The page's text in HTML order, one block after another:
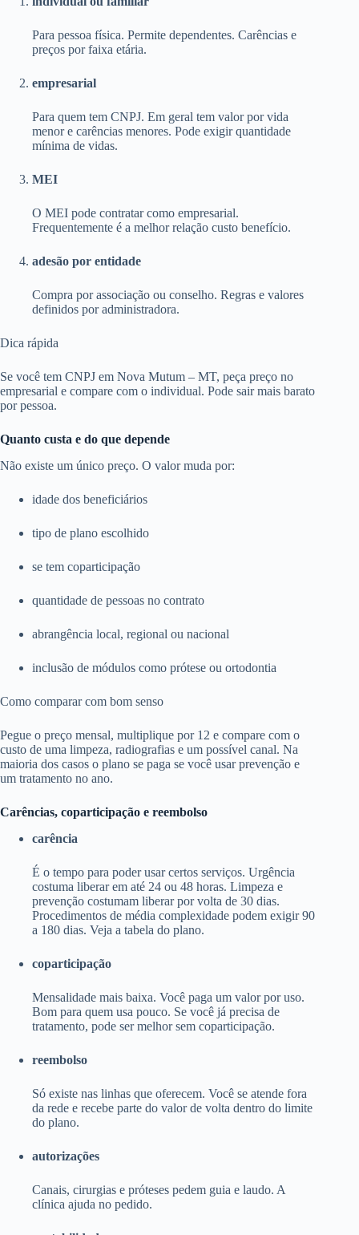
Para pessoa física. Permite dependentes. Carências e
preços por faixa etária.
empresarial
Para quem tem CNPJ. Em geral tem valor por vida
menor e carências menores. Pode exigir quantidade
mínima de vidas.
MEI
O MEI pode contratar como empresarial.
Frequentemente é a melhor relação custo benefício.
adesão por entidade
Compra por associação ou conselho. Regras e valores
definidos por administradora.
Dica rápida
Se você tem CNPJ em Nova Mutum – MT, peça preço no
empresarial e compare com o individual. Pode sair mais barato
por pessoa.
Quanto custa e do que depende
Não existe um único preço. O valor muda por:
idade dos beneficiários
tipo de plano escolhido
se tem coparticipação
quantidade de pessoas no contrato
abrangência local, regional ou nacional
inclusão de módulos como prótese ou ortodontia
Como comparar com bom senso
Pegue o preço mensal, multiplique por 12 e compare com o
custo de uma limpeza, radiografias e um possível canal. Na
maioria dos casos o plano se paga se você usar prevenção e
um tratamento no ano.
Carências, coparticipação e reembolso
carência
É o tempo para poder usar certos serviços. Urgência
costuma liberar em até 24 ou 48 horas. Limpeza e
prevenção costumam liberar por volta de 30 dias.
Procedimentos de média complexidade podem exigir 90
a 180 dias. Veja a tabela do plano.
coparticipação
Mensalidade mais baixa. Você paga um valor por uso.
Bom para quem usa pouco. Se você já precisa de
tratamento, pode ser melhor sem coparticipação.
reembolso
Só existe nas linhas que oferecem. Você se atende fora
da rede e recebe parte do valor de volta dentro do limite
do plano.
autorizações
Canais, cirurgias e próteses pedem guia e laudo. A
clínica ajuda no pedido.